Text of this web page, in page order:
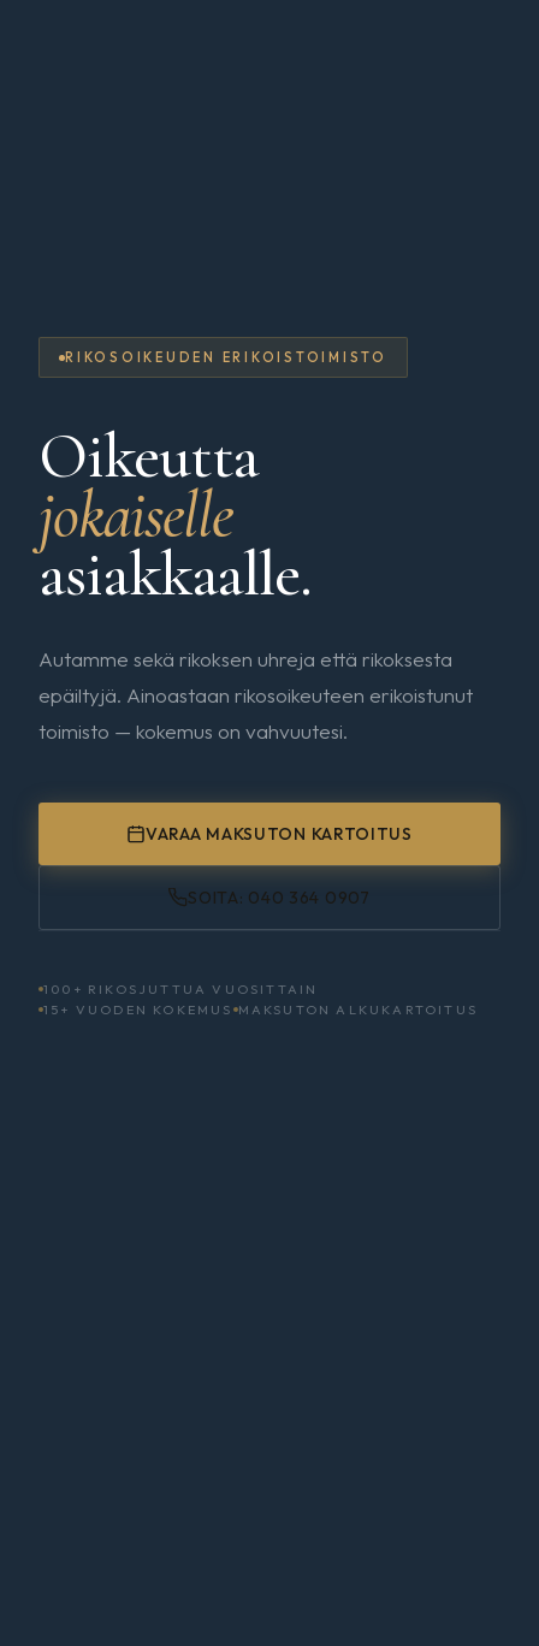
RIKOSOIKEUDEN ERIKOISTOIMISTO
Oikeutta
jokaiselle
asiakkaalle.
Autamme sekä rikoksen uhreja että rikoksesta
epäiltyjä. Ainoastaan rikosoikeuteen erikoistunut
toimisto — kokemus on vahvuutesi.
VARAA MAKSUTON KARTOITUS
SOITA: 040 364 0907
100+ RIKOSJUTTUA VUOSITTAIN
15+ VUODEN KOKEMUS MAKSUTON ALKUKARTOITUS